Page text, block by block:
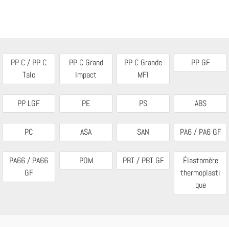
PP C / PP C
Talc
PP C Grand
Impact
PP C Grande
MFI
PP GF
PP LGF PE PS ABS
PC ASA SAN PA6 / PA6 GF
PA66 / PA66
GF
POM PBT / PBT GF
Élastomère
thermoplasti
que